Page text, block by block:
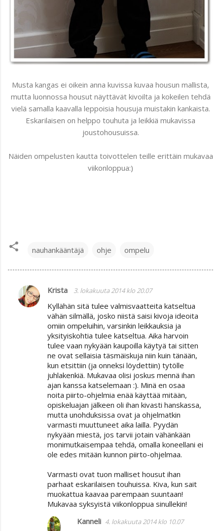
Musta kangas ei oikein anna kuvissa kuvaa housun mallista,
mutta luonnossa housut näyttävät kivoilta ja kokeilen tehdä
vielä samalla kaavalla leppoisia housuja muistakin kankaista.
Eskarilaisen on helppo touhuta ja leikkiä mukavissa
joustohousuissa.
Näiden ompelusten kautta toivottelen teille erittäin mukavaa
viikonloppua:)
nauhankääntäjä ohje ompelu
K
o
Krista 3. lokakuuta 2014 klo 20.07
Kyllähän sitä tulee valmisvaatteita katseltua
vähän silmällä, josko niistä saisi kivoja ideoita
omiin ompeluihin, varsinkin leikkauksia ja
yksityiskohtia tulee katseltua. Aika harvoin
tulee vaan nykyään kaupoilla käytyä tai sitten
ne ovat sellaisia täsmäiskuja niin kuin tänään,
kun etsittiin (ja onneksi löydettiin) tytölle
juhlakenkiä. Mukavaa olisi joskus mennä ihan
ajan kanssa katselemaan :). Minä en osaa
noita piirto-ohjelmia enää käyttää mitään,
opiskeluajan jälkeen oli ihan kivasti hanskassa,
mutta unohduksissa ovat ja ohjelmatkin
varmasti muuttuneet aika lailla. Pyydän
nykyään miestä, jos tarvii jotain vähänkään
monimutkaisempaa tehdä, omalla koneellani ei
ole edes mitään kunnon piirto-ohjelmaa.
Varmasti ovat tuon malliset housut ihan
parhaat eskarilaisen touhuissa. Kiva, kun sait
muokattua kaavaa parempaan suuntaan!
Mukavaa syksyistä viikonloppua sinullekin!
Kanneli 4. lokakuuta 2014 klo 10.07